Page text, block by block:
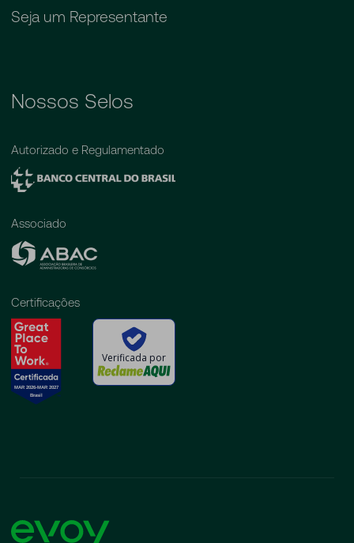
Seja um Representante
Nossos Selos
Autorizado e Regulamentado
Associado
Certificações
Verificada por